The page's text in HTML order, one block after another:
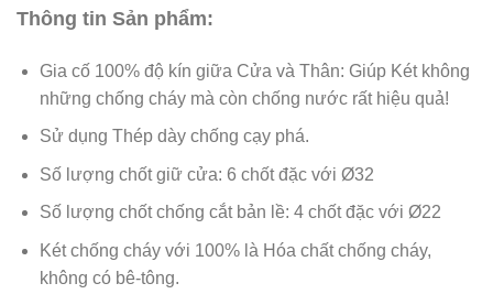
Thông tin Sản phẩm:
Gia cố 100% độ kín giữa Cửa và Thân: Giúp Két không
những chống cháy mà còn chống nước rất hiệu quả!
Sử dụng Thép dày chống cạy phá.
Số lượng chốt giữ cửa: 6 chốt đặc với Ø32
Số lượng chốt chống cắt bản lề: 4 chốt đặc với Ø22
Két chống cháy với 100% là Hóa chất chống cháy,
không có bê-tông.